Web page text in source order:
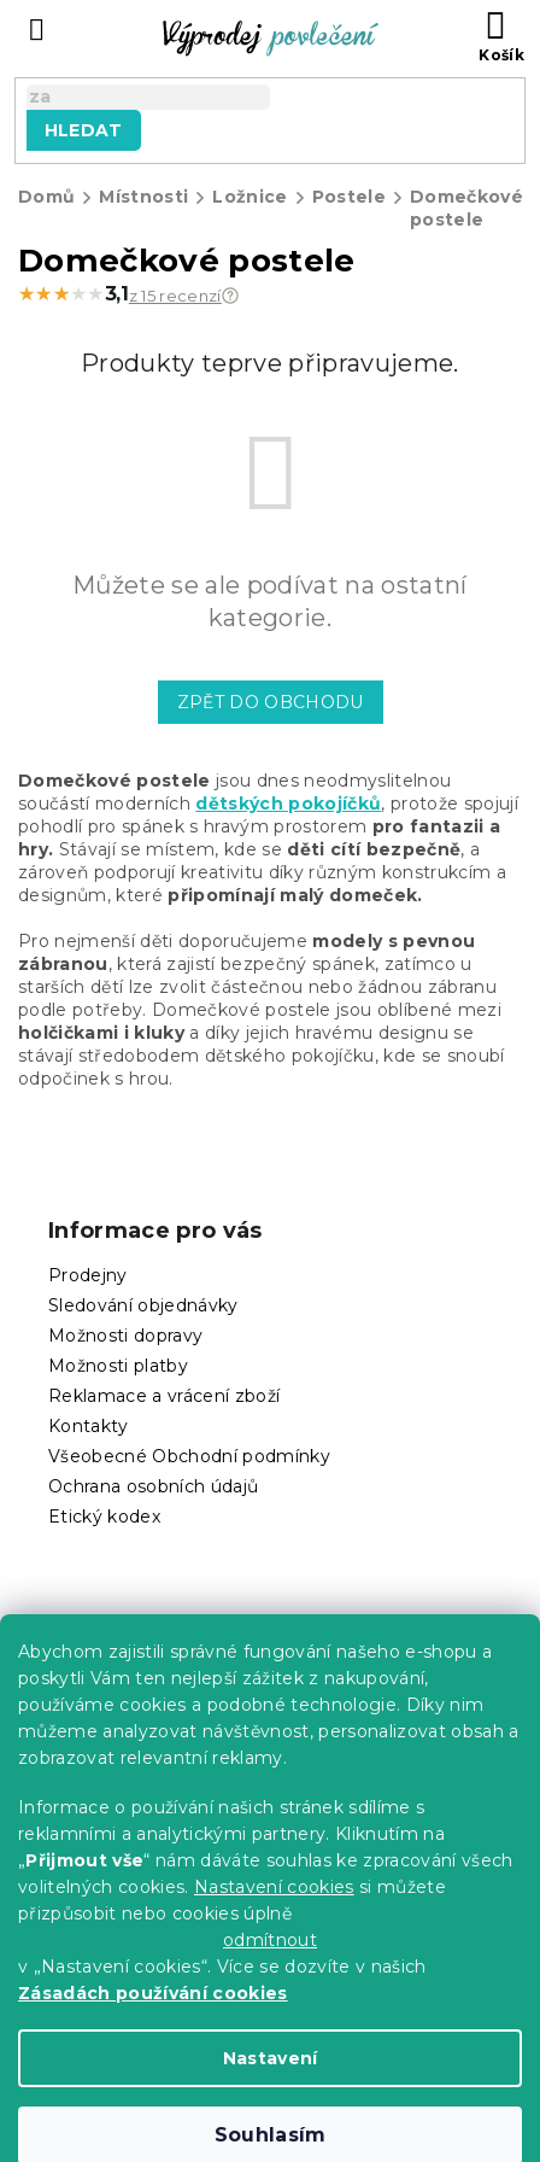
Abychom zajistili správné fungování našeho e-shopu a
poskytli Vám ten nejlepší zážitek z nakupování,
používáme cookies a podobné technologie. Díky nim
můžeme analyzovat návštěvnost, personalizovat obsah a
zobrazovat relevantní reklamy.
Informace o používání našich stránek sdílíme s
reklamními a analytickými partnery. Kliknutím na
„Přijmout vše“ nám dáváte souhlas ke zpracování všech
volitelných cookies. Nastavení cookies si můžete
přizpůsobit nebo cookies úplně
odmítnout
v „Nastavení cookies“. Více se dozvíte v našich
Zásadách používání cookies
Nastavení
Souhlasím
HLEDAT
Domů Místnosti Ložnice Postele
Domečkové
postele
Domečkové postele
★★★★★
★★★★★3,1 z 15 recenzí
Produkty teprve připravujeme.
Můžete se ale podívat na ostatní
kategorie.
ZPĚT DO OBCHODU
Domečkové postele jsou dnes neodmyslitelnou
součástí moderních dětských pokojíčků, protože spojují
pohodlí pro spánek s hravým prostorem pro fantazii a
hry. Stávají se místem, kde se děti cítí bezpečně, a
zároveň podporují kreativitu díky různým konstrukcím a
designům, které připomínají malý domeček.
Pro nejmenší děti doporučujeme modely s pevnou
zábranou, která zajistí bezpečný spánek, zatímco u
starších dětí lze zvolit částečnou nebo žádnou zábranu
podle potřeby. Domečkové postele jsou oblíbené mezi
holčičkami i klukya díky jejich hravému designu se
stávají středobodem dětského pokojíčku, kde se snoubí
odpočinek s hrou.
Informace pro vás
Prodejny
Sledování objednávky
Možnosti dopravy
Možnosti platby
Reklamace a vrácení zboží
Kontakty
Všeobecné Obchodní podmínky
Ochrana osobních údajů
Etický kodex
Kariéra
Poptávky a B2B spolupráce
Proč se u nás registrovat?
Věrnostní program - Sleva až 10 %
Návody
Tabulky velikostí
Blog
Copyright 2026Výprodej povlečení. Všechna
práva vyhrazena.Upravit nastavení cookies